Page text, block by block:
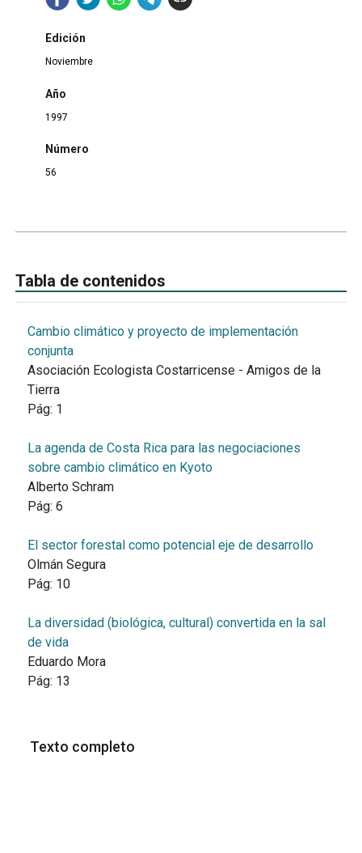
Edición
Noviembre
Año
1997
Número
56
Tabla de contenidos
Cambio climático y proyecto de implementación
conjunta
Asociación Ecologista Costarricense - Amigos de la
Tierra
Pág: 1
La agenda de Costa Rica para las negociaciones
sobre cambio climático en Kyoto
Alberto Schram
Pág: 6
El sector forestal como potencial eje de desarrollo
Olmán Segura
Pág: 10
La diversidad (biológica, cultural) convertida en la sal
de vida
Eduardo Mora
Pág: 13
Texto completo